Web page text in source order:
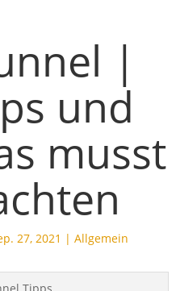
|
und
musst
27, 2021 | Allgemein